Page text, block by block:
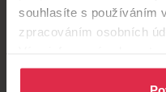
souhlasíte s používáním
zpracováním osobních
osobních údajů.
Doručení zdarma
při nákupu nad 1 200 Kč